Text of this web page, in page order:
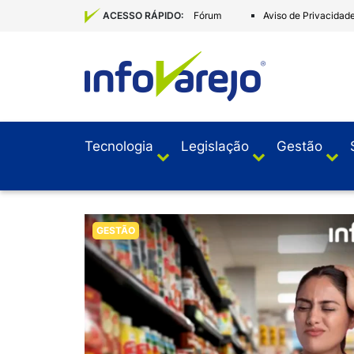
ACESSO RÁPIDO: Fórum Aviso de
Tecnologia Legislação Gestão
GESTÃO